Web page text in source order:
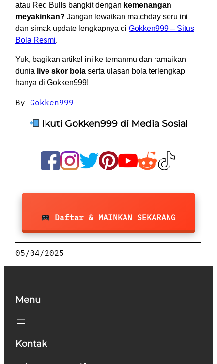
atau Red Bulls bangkit dengan kemenangan
meyakinkan? Jangan lewatkan matchday seru ini
dan simak update lengkapnya di Gokken999 – Situs
Bola Resmi.
Yuk, bagikan artikel ini ke temanmu dan ramaikan
dunia live skor bola serta ulasan bola terlengkap
hanya di Gokken999!
By Gokken999
Ikuti Gokken999 di Media Sosial
Daftar & MAINKAN SEKARANG
05/04/2025
Menu
Kontak